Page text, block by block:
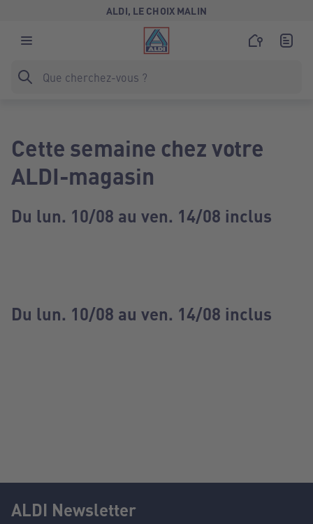
ALDI, LE CHOIX MALIN
Cette semaine chez votre
ALDI-magasin
Du lun. 10/08 au ven. 14/08 inclus
Du lun. 10/08 au ven. 14/08 inclus
ALDI Newsletter